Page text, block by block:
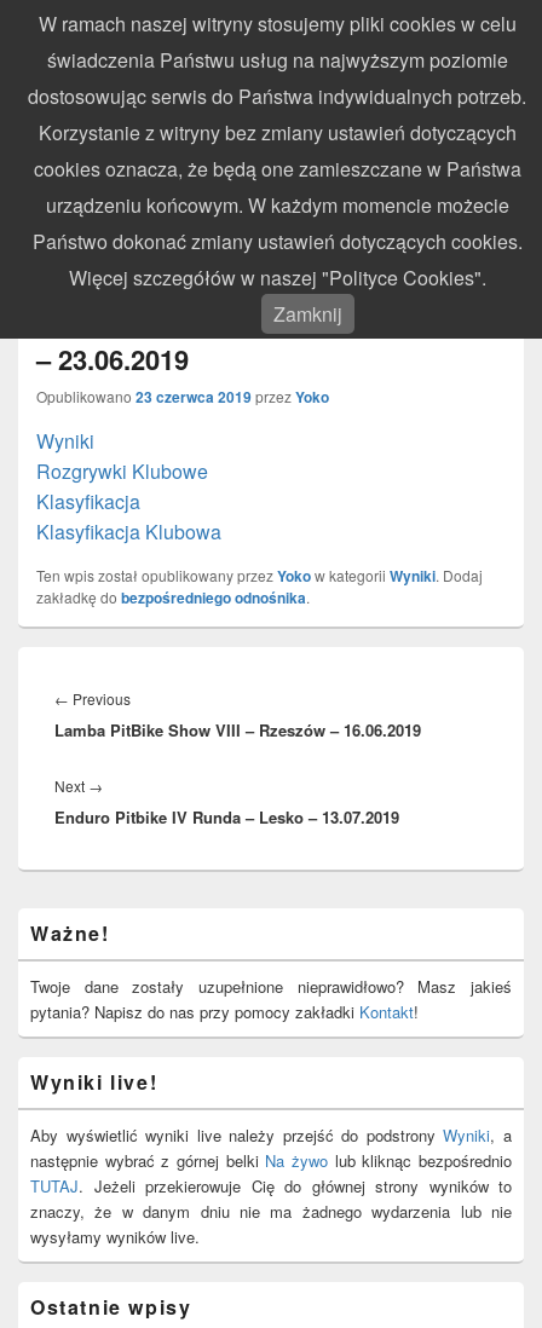
WynikiZawodow.pl
Profesjonalny elektroniczny pomiar czasu – chronometraż zawodów
sportowych
Search
for:
Search
Otwarte Mistrzostwa Województwa
Podkarpackiego II Runda – Strzyżów
– 23.06.2019
Opublikowano 23 czerwca 2019przezYoko
Wyniki
Rozgrywki Klubowe
Klasyfikacja
Klasyfikacja Klubowa
Ten wpis został opublikowany przezYokow kategorii Wyniki. Dodaj
zakładkę do bezpośredniego odnośnika.
wpisu
← PreviousPrevious
post:
Lamba PitBike Show VIII – Rzeszów – 16.06.2019
Next →
post:
Enduro Pitbike IV Runda – Lesko – 13.07.2019
Sidebar
Widget
Area
Ważne!
Twoje dane zostały uzupełnione nieprawidłowo? Masz jakieś
pytania? Napisz do nas przy pomocy zakładki Kontakt!
Wyniki live!
Aby wyświetlić wyniki live należy przejść do podstronyWyniki, a
następnie wybrać z górnej belki Na żywo lub kliknąc bezpośrednio
TUTAJ. Jeżeli przekierowuje Cię do głównej strony wyników to
znaczy, że w danym dniu nie ma żadnego wydarzenia lub nie
wysyłamy wyników live.
Ostatnie wpisy
W ramach naszej witryny stosujemy pliki cookies w celu
świadczenia Państwu usług na najwyższym poziomie
dostosowując serwis do Państwa indywidualnych potrzeb.
Korzystanie z witryny bez zmiany ustawień dotyczących
cookies oznacza, że będą one zamieszczane w Państwa
urządzeniu końcowym. W każdym momencie możecie
Państwo dokonać zmiany ustawień dotyczących cookies.
Więcej szczegółów w naszej "Polityce Cookies".
Zamknij